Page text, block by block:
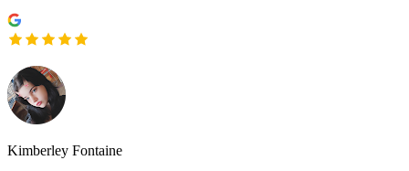
Kimberley Fontaine